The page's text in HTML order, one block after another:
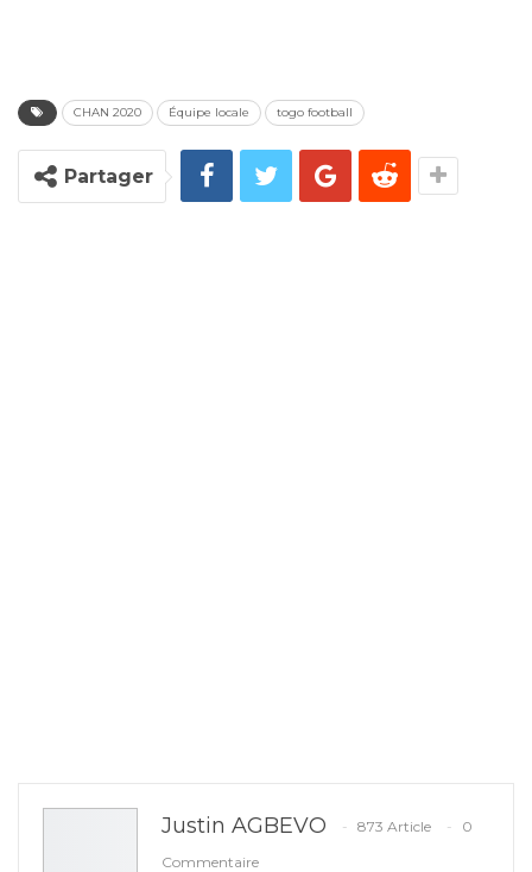
CHAN 2020 Équipe locale togo football
Partager
Justin AGBEVO 873 Article
0
Commentaire